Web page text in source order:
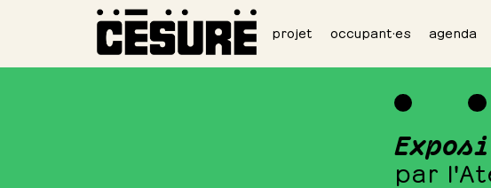
projet occupant·es agenda
par